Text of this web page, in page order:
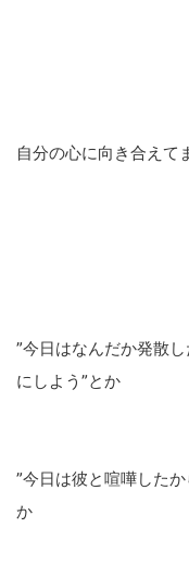
自分の心に向き合えて
”今日はなんだか発散
にしよう”とか
”今日は彼と喧嘩した
か